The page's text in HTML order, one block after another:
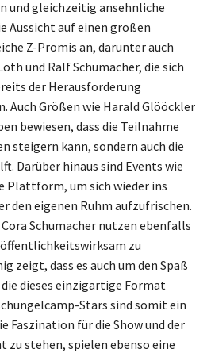
und gleichzeitig ansehnliche
Aussicht auf einen großen
Z-Promis an, darunter auch
und Ralf Schumacher, die sich
der Herausforderung
Auch Größen wie Harald Glööckler
bewiesen, dass die Teilnahme
steigern kann, sondern auch die
Darüber hinaus sind Events wie
Plattform, um sich wieder ins
den eigenen Ruhm aufzufrischen.
Schumacher nutzen ebenfalls
zu
zeigt, dass es auch um den Spaß
dieses einzigartige Format
Stars sind somit ein
Faszination für die Show und der
zu stehen, spielen ebenso eine